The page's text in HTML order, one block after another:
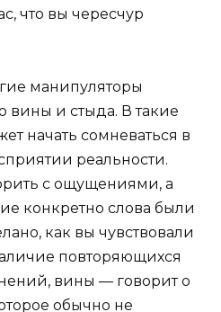
что вы чересчур
манипуляторы
вины и стыда. В такие
начать сомневаться в
реальности.
с ощущениями, а
конкретно слова были
как вы чувствовали
повторяющихся
вины — говорит о
обычно не